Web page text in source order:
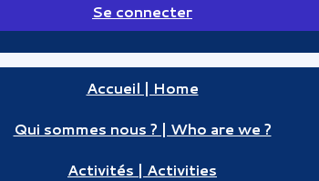
Se connecter
Accueil | Home
Qui sommes nous ? | Who are we ?
Activités | Activities